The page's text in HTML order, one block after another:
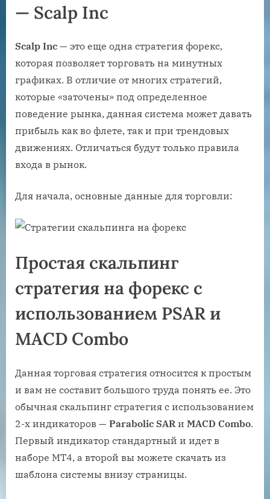
— Scalp Inc
Scalp Inc — это еще одна стратегия форекс,
которая позволяет торговать на минутных
графиках. В отличие от многих стратегий,
которые «заточены» под определенное
поведение рынка, данная система может давать
прибыль как во флете, так и при трендовых
движениях. Отличаться будут только правила
входа в рынок.
Для начала, основные данные для торговли:
Простая скальпинг
стратегия на форекс с
использованием PSAR и
MACD Combo
Данная торговая стратегия относится к простым
и вам не составит большого труда понять ее. Это
обычная скальпинг стратегия с использованием
2-х индикаторов — Parabolic SARи MACD Combo.
Первый индикатор стандартный и идет в
наборе МТ4, а второй вы можете скачать из
шаблона системы внизу страницы.